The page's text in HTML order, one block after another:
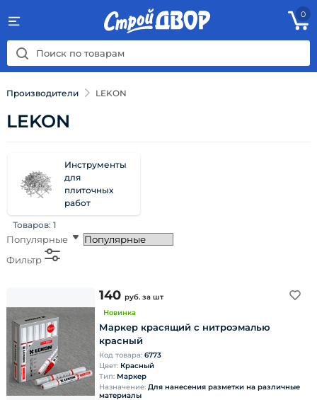
0
Производители LEKON
LEKON
Инструменты
для
плиточных
работ
Товаров: 1
Популярные
Фильтр
140 руб. за шт
Новинка
Маркер красящий с нитроэмалью
красный
Код товара: 6773
Цвет: Красный
Тип: Маркер
Назначение: Для нанесения разметки на различные
материалы